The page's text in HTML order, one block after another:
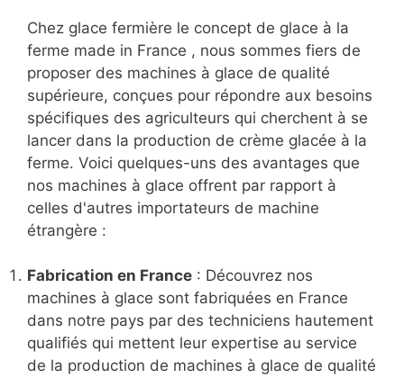
Chez glace fermière le concept de glace à la
ferme made in France , nous sommes fiers de
proposer des machines à glace de qualité
supérieure, conçues pour répondre aux besoins
spécifiques des agriculteurs qui cherchent à se
lancer dans la production de crème glacée à la
ferme. Voici quelques-uns des avantages que
nos machines à glace offrent par rapport à
celles d'autres importateurs de machine
étrangère :
Fabrication en France : Découvrez nos
machines à glace sont fabriquées en France
dans notre pays par des techniciens hautement
qualifiés qui mettent leur expertise au service
de la production de machines à glace de qualité